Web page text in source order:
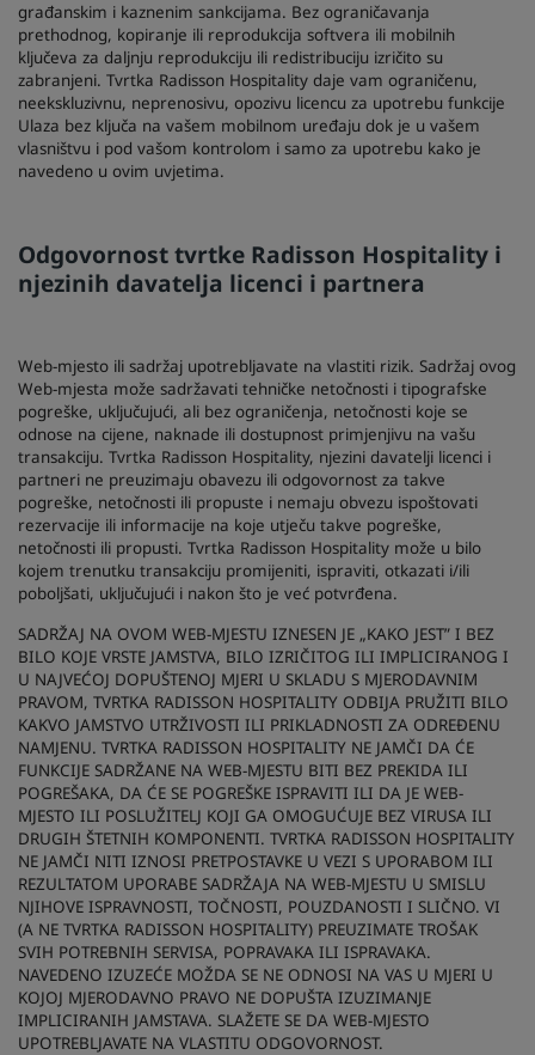
građanskim i kaznenim sankcijama. Bez ograničavanja
prethodnog, kopiranje ili reprodukcija softvera ili mobilnih
ključeva za daljnju reprodukciju ili redistribuciju izričito su
zabranjeni. Tvrtka Radisson Hospitality daje vam ograničenu,
neekskluzivnu, neprenosivu, opozivu licencu za upotrebu funkcije
Ulaza bez ključa na vašem mobilnom uređaju dok je u vašem
vlasništvu i pod vašom kontrolom i samo za upotrebu kako je
navedeno u ovim uvjetima.
Odgovornost tvrtke Radisson Hospitality i
njezinih davatelja licenci i partnera
Web-mjesto ili sadržaj upotrebljavate na vlastiti rizik. Sadržaj ovog
Web-mjesta može sadržavati tehničke netočnosti i tipografske
pogreške, uključujući, ali bez ograničenja, netočnosti koje se
odnose na cijene, naknade ili dostupnost primjenjivu na vašu
transakciju. Tvrtka Radisson Hospitality, njezini davatelji licenci i
partneri ne preuzimaju obavezu ili odgovornost za takve
pogreške, netočnosti ili propuste i nemaju obvezu ispoštovati
rezervacije ili informacije na koje utječu takve pogreške,
netočnosti ili propusti. Tvrtka Radisson Hospitality može u bilo
kojem trenutku transakciju promijeniti, ispraviti, otkazati i/ili
poboljšati, uključujući i nakon što je već potvrđena.
SADRŽAJ NA OVOM WEB-MJESTU IZNESEN JE „KAKO JEST” I BEZ
BILO KOJE VRSTE JAMSTVA, BILO IZRIČITOG ILI IMPLICIRANOG I
U NAJVEĆOJ DOPUŠTENOJ MJERI U SKLADU S MJERODAVNIM
PRAVOM, TVRTKA RADISSON HOSPITALITY ODBIJA PRUŽITI BILO
KAKVO JAMSTVO UTRŽIVOSTI ILI PRIKLADNOSTI ZA ODREĐENU
NAMJENU. TVRTKA RADISSON HOSPITALITY NE JAMČI DA ĆE
FUNKCIJE SADRŽANE NA WEB-MJESTU BITI BEZ PREKIDA ILI
POGREŠAKA, DA ĆE SE POGREŠKE ISPRAVITI ILI DA JE WEB-
MJESTO ILI POSLUŽITELJ KOJI GA OMOGUĆUJE BEZ VIRUSA ILI
DRUGIH ŠTETNIH KOMPONENTI. TVRTKA RADISSON HOSPITALITY
NE JAMČI NITI IZNOSI PRETPOSTAVKE U VEZI S UPORABOM ILI
REZULTATOM UPORABE SADRŽAJA NA WEB-MJESTU U SMISLU
NJIHOVE ISPRAVNOSTI, TOČNOSTI, POUZDANOSTI I SLIČNO. VI
(A NE TVRTKA RADISSON HOSPITALITY) PREUZIMATE TROŠAK
SVIH POTREBNIH SERVISA, POPRAVAKA ILI ISPRAVAKA.
NAVEDENO IZUZEĆE MOŽDA SE NE ODNOSI NA VAS U MJERI U
KOJOJ MJERODAVNO PRAVO NE DOPUŠTA IZUZIMANJE
IMPLICIRANIH JAMSTAVA. SLAŽETE SE DA WEB-MJESTO
UPOTREBLJAVATE NA VLASTITU ODGOVORNOST.